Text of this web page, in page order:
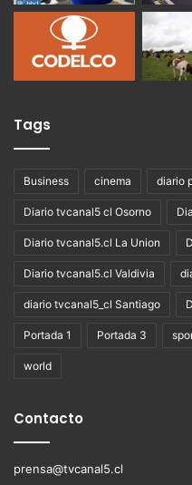
Tags
Business cinema diario
Diario tvcanal5 cl Osorno
Diario tvcanal5.cl La Union
Diario tvcanal5.cl Valdivia
diario tvcanal5_cl Santiago
Portada 1 Portada 3
world
Contacto
prensa@tvcanal5.cl